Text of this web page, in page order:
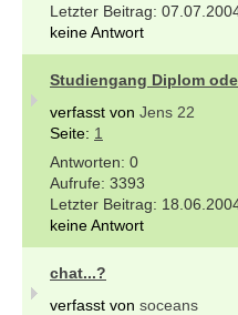
keine Antwort
Studiengang Diplom
verfasst von Jens 22
Seite: 1
0
3393
keine Antwort
chat...?
verfasst von soceans